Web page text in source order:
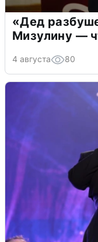
«Дед
Мизулину —
4 августа 80